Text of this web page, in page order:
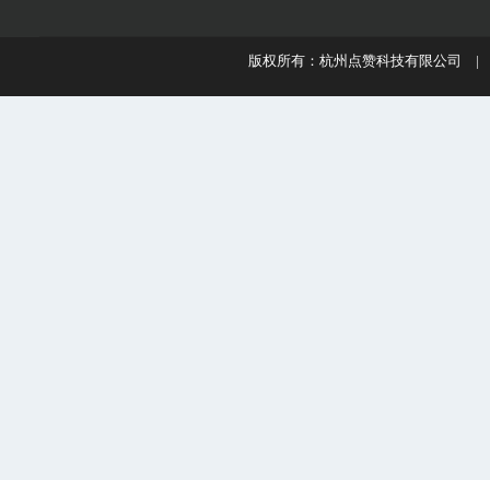
版权所有：杭州点赞科技有限公司